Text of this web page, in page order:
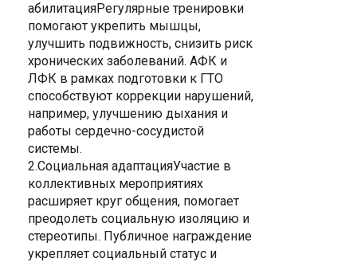
абилитацияРегулярные тренировки
помогают укрепить мышцы,
улучшить подвижность, снизить риск
хронических заболеваний. АФК и
ЛФК в рамках подготовки к ГТО
способствуют коррекции нарушений,
например, улучшению дыхания и
работы сердечно-сосудистой
системы.
2.Социальная адаптацияУчастие в
коллективных мероприятиях
расширяет круг общения, помогает
преодолеть социальную изоляцию и
стереотипы. Публичное награждение
укрепляет социальный статус и